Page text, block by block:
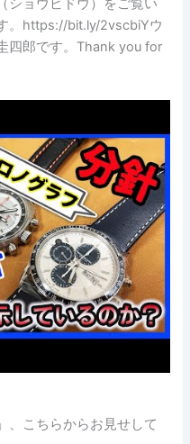
ショウビドウ）をご覧い
。https://bit.ly/2vscbiYウ
四郎です。Thank you for
、こちらからお見せして